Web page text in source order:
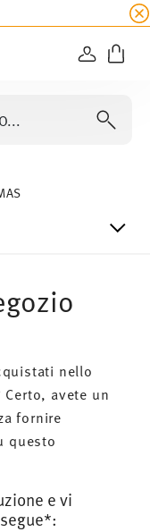
extra! Fino al
ACCEDI
nello
avete un
fornire
questo
e vi